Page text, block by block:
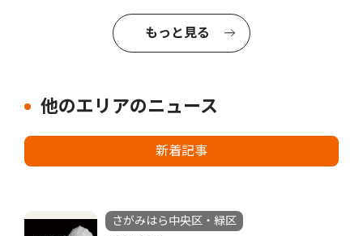
もっと見る
他のエリアのニュース
新着記事
さがみはら中央区・緑区